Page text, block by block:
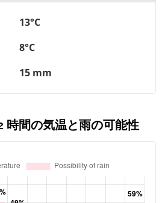
13°C
8°C
15 mm
時間の気温と雨の可能性